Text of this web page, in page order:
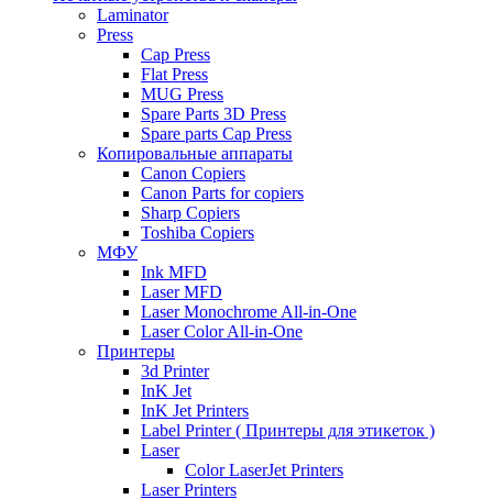
Laminator
Press
Cap Press
Flat Press
MUG Press
Spare Parts 3D Press
Spare parts Cap Press
Копировальные аппараты
Canon Copiers
Canon Parts for copiers
Sharp Copiers
Toshiba Copiers
МФУ
Ink MFD
Laser MFD
Laser Monochrome All-in-One
Laser Color All-in-One
Принтеры
3d Printer
InK Jet
InK Jet Printers
Label Printer ( Принтеры для этикеток )
Laser
Color LaserJet Printers
Laser Printers